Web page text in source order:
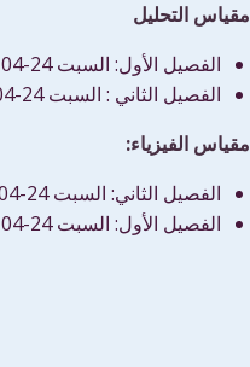
مقياس التحليل
الفصيل الأول: السبت 24-04-2021 ، من الساعة 10:00 إلى الساعة 11:30
الفصيل الثاني : السبت 24-04-2021 ، من 11:30 إلى 13:00
مقياس الفيزياء:
الفصيل الثاني: السبت 24-04-2021 ، من 10:00 إلى 11:30
الفصيل الأول: السبت 24-04-2021 ، من 11:30 إلى 13:00